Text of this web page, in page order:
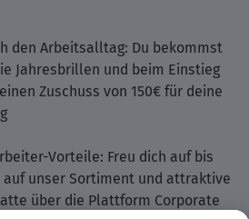
den Arbeitsalltag: Du bekommst
Jahresbrillen und beim Einstieg
Zuschuss von 150€ für deine
Vorteile: Freu dich auf bis
auf unser Sortiment und attraktive
über die Plattform Corporate